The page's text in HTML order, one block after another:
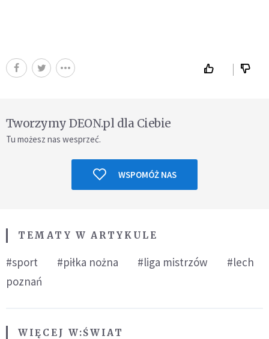
Tworzymy DEON.pl dla Ciebie
Tu możesz nas wesprzeć.
WSPOMÓŻ NAS
TEMATY W ARTYKULE
#sport #piłka nożna #liga mistrzów
#lech
poznań
WIĘCEJ W:ŚWIAT